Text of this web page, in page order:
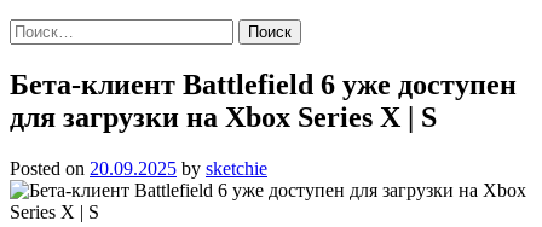
Найти:
Бета-клиент Battlefield 6 уже доступен
для загрузки на Xbox Series X | S
Posted on 20.09.2025 by sketchie